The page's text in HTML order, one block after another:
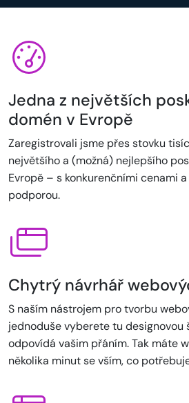
Jedna z největších
domén v Evropě
Zaregistrovali jsme přes stovku
největšího a (možná) nejlepšího
Evropě – s konkurenčními cenami
podporou.
Chytrý návrhář
S naším nástrojem pro tvorbu
jednoduše vyberete tu designovou
odpovídá vašim přáním. Tak máte
několika minut se vším, co